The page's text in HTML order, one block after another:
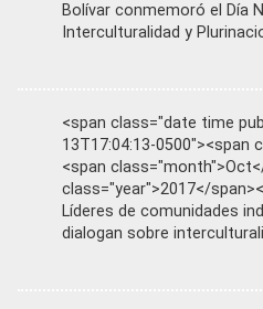
Bolívar conmemoró el Día
Interculturalidad y
<span class="date time
13T17:04:13-0500"><span
<span
class="year">2017</
Líderes de comunidades
dialogan sobre